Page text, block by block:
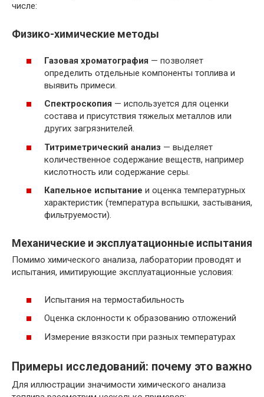
числе:
Физико-химические методы
Газовая хроматография — позволяет
определить отдельные компоненты топлива и
выявить примеси.
Спектроскопия — используется для оценки
состава и присутствия тяжелых металлов или
других загрязнителей.
Титриметрический анализ — выделяет
количественное содержание веществ, например
кислотность или содержание серы.
Капельное испытание и оценка температурных
характеристик (температура вспышки, застывания,
фильтруемости).
Механические и эксплуатационные испытания
Помимо химического анализа, лаборатории проводят и
испытания, имитирующие эксплуатационные условия:
Испытания на термостабильность
Оценка склонности к образованию отложений
Измерение вязкости при разных температурах
Примеры исследований: почему это важно
Для иллюстрации значимости химического анализа